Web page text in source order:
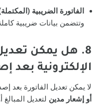
الفاتورة الضريبية
وتتضمن بيانات ضريبية
8.
هل يمكن تعديل
الإلكترونية بعد
لا يمكن تعديل الفاتورة بعد
أو إشعار مدين لتعديل